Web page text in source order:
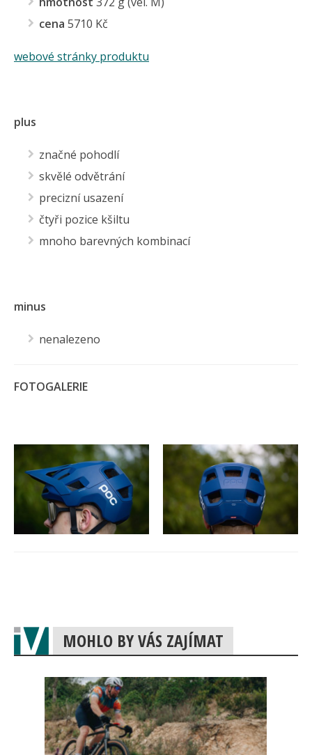
cena 5710 Kč
webové stránky produktu
plus
značné pohodlí
skvělé odvětrání
precizní usazení
čtyři pozice kšiltu
mnoho barevných kombinací
minus
nenalezeno
FOTOGALERIE
MOHLO BY VÁS ZAJÍMAT